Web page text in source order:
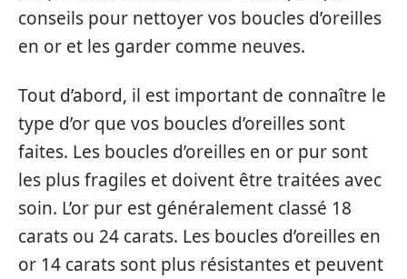
conseils pour nettoyer vos boucles d’oreilles
en or et les garder comme neuves.
Tout d’abord, il est important de connaître le
type d’or que vos boucles d’oreilles sont
faites. Les boucles d’oreilles en or pur sont
les plus fragiles et doivent être traitées avec
soin. L’or pur est généralement classé 18
carats ou 24 carats. Les boucles d’oreilles en
or 14 carats sont plus résistantes et peuvent